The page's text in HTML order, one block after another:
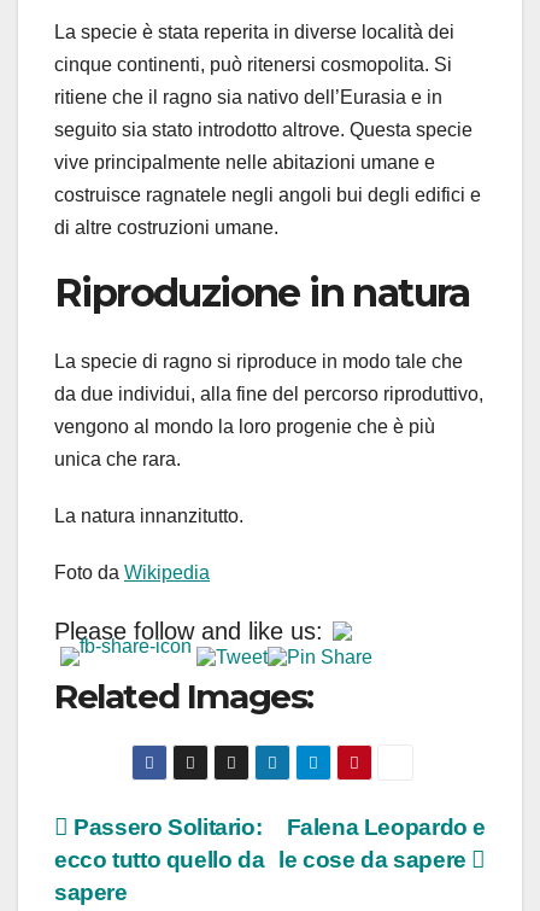
La specie è stata reperita in diverse località dei
cinque continenti, può ritenersi cosmopolita. Si
ritiene che il ragno sia nativo dell’Eurasia e in
seguito sia stato introdotto altrove. Questa specie
vive principalmente nelle abitazioni umane e
costruisce ragnatele negli angoli bui degli edifici e
di altre costruzioni umane.
Riproduzione in natura
La specie di ragno si riproduce in modo tale che
da due individui, alla fine del percorso riproduttivo,
vengono al mondo la loro progenie che è più
unica che rara.
La natura innanzitutto.
Foto da Wikipedia
Please follow and like us:
Related Images:
Navigazione
articoli
Falena Leopardo e
le cose da sapere
Passero Solitario:
ecco tutto quello da
sapere